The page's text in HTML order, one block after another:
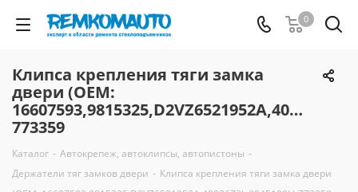
0
Клипса крепления тяги замка
двери (OEM:
773359
Каталог - Автокрепеж, автоклипсы, автопистоны -
Держатели тяг замков двери - Клипса крепления тяги замка двери